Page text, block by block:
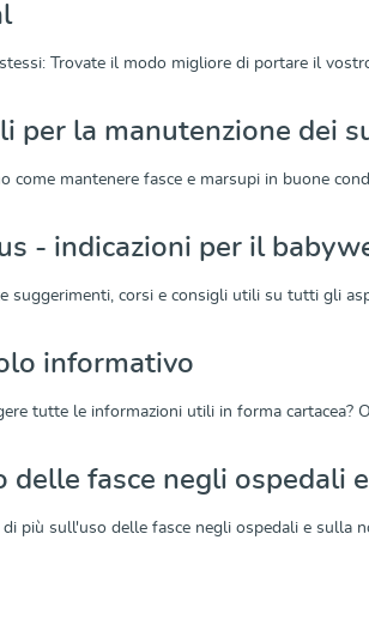
Trovate il modo migliore di portare il
per la manutenzione dei
come mantenere fasce e marsupi in buone
- indicazioni per il
suggerimenti, corsi e consigli utili su tutti gli
informativo
tutte le informazioni utili in forma
delle fasce negli ospedali
di più sull'uso delle fasce negli ospedali e sulla